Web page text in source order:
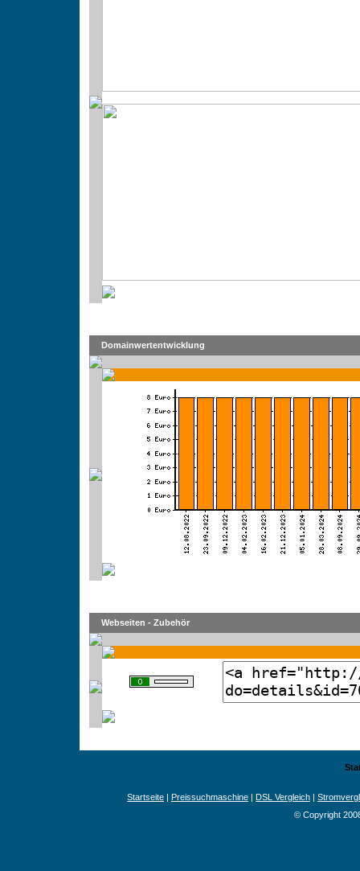
Domainwertentwicklung
Webseiten - Zubehör
Startseite | Preissuchmaschine | DSL Vergleich |
© Copyright